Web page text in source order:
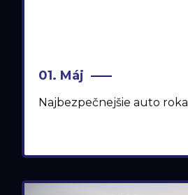
01. Máj
Najbezpečnejšie auto roka